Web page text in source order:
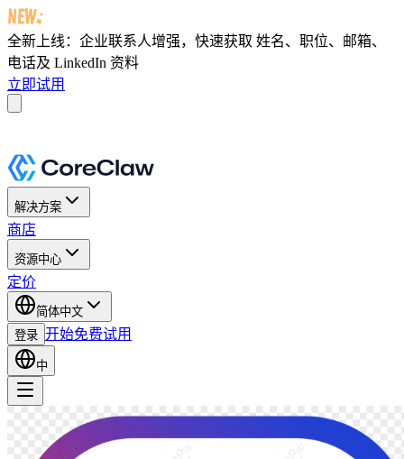
全新上线：企业联系人增强，快速获取 姓名、职位、邮箱、
电话及 LinkedIn 资料
立即试用
解决方案
商店
资源中心
定价
简体中文
登录 开始免费试用
中